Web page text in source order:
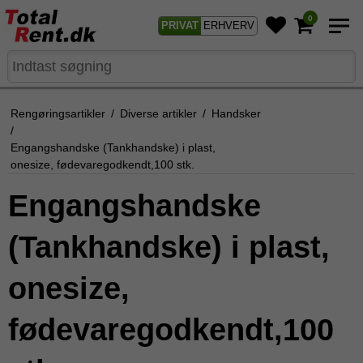
PRIVAT ERHVERV
0
Rengøringsartikler / Diverse artikler /
Handsker
/
Engangshandske (Tankhandske) i plast,
onesize, fødevaregodkendt,100 stk.
Engangshandske
(Tankhandske) i plast,
onesize,
fødevaregodkendt,100